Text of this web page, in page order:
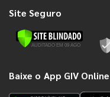
Site Seguro
Baixe o App GIV Online